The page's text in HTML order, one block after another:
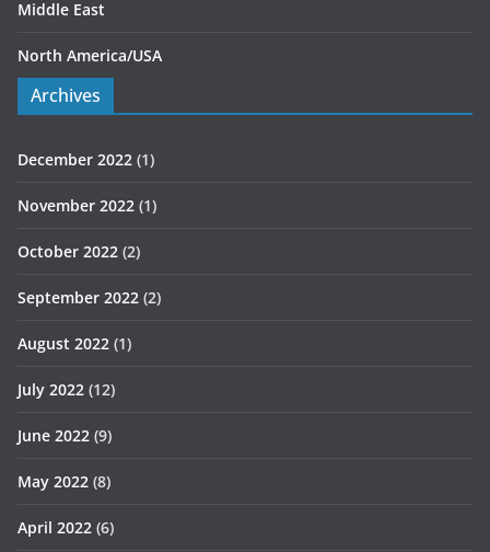
Middle East
North America/USA
Archives
December 2022 (1)
November 2022 (1)
October 2022 (2)
September 2022 (2)
August 2022 (1)
July 2022 (12)
June 2022 (9)
May 2022 (8)
April 2022 (6)